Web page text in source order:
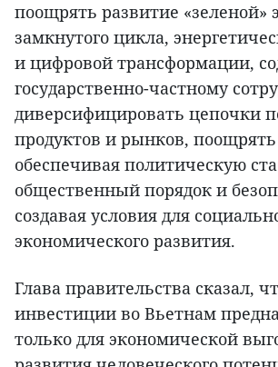
поощрять развитие «зеленой»
замкнутого цикла,
и цифровой трансформации,
государственно-частному
диверсифицировать цепочки
продуктов и рынков,
обеспечивая политическую
общественный порядок и
создавая условия для
экономического развития.
Глава правительства сказал,
инвестиции во Вьетнам
только для экономической